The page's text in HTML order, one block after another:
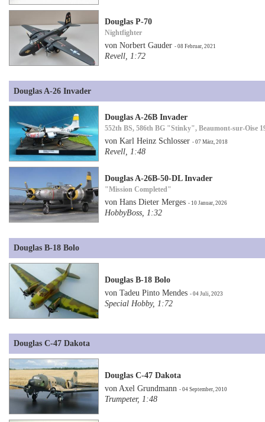
Douglas P-70
Nightfighter
von Norbert Gauder- 08 Februar, 2021
Revell, 1:72
Douglas A-26 Invader
Douglas A-26B Invader
552th BS, 586th BG "Stinky", Beaumont-sur-Oise
von Karl Heinz Schlosser- 07 März, 2018
Revell, 1:48
Douglas A-26B-50-DL Invader
"Mission Completed"
von Hans Dieter Merges- 10 Januar, 2026
HobbyBoss, 1:32
Douglas B-18 Bolo
Douglas B-18 Bolo
von Tadeu Pinto Mendes- 04 Juli, 2023
Special Hobby, 1:72
Douglas C-47 Dakota
Douglas C-47 Dakota
von Axel Grundmann- 04 September, 2010
Trumpeter, 1:48